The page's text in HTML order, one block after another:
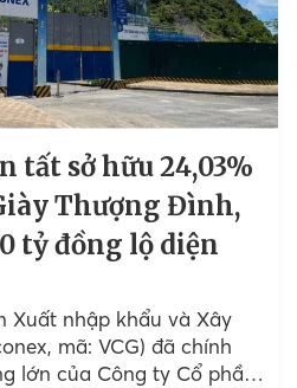
tất sở hữu 24,03%
Thượng Đình,
tỷ đồng lộ diện
Xuất nhập khẩu và Xây
mã: VCG) đã chính
lớn của Công ty Cổ phần